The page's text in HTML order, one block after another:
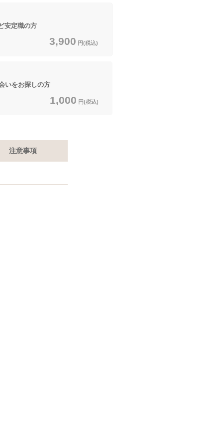
安定職の方
3,900 円(税込)
をお探しの方
1,000 円(税込)
注意事項